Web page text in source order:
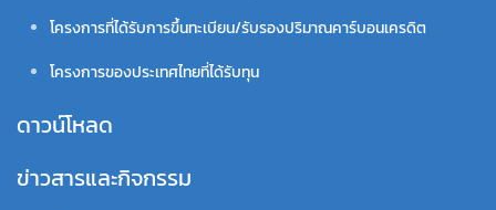
โครงการที่ได้รับการขึ้นทะเบียน/รับรองปริมาณคาร์บอนเครดิต
โครงการของประเทศไทยที่ได้รับทุน
ดาวน์โหลด
ข่าวสารและกิจกรรม